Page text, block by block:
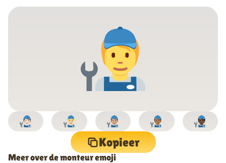
Kopieer
Meer over de monteur emoji